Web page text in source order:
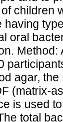
children
having
oral
Method:
agar,
(matrix-
is used
total